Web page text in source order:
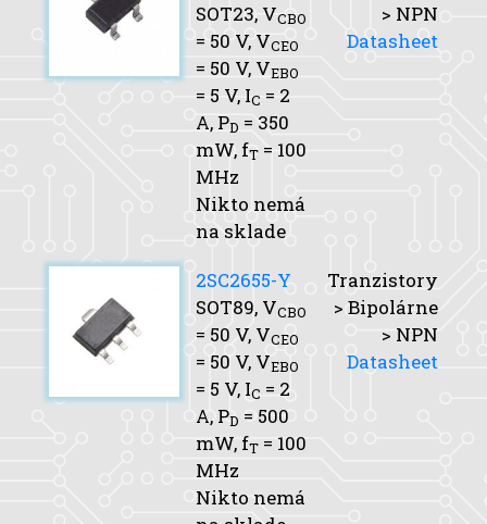
SOT23, VCBO
= 50 V, VCEO
= 50 V, VEBO
= 5 V, IC = 2
A, PD = 350
mW, fT = 100
MHz
Nikto nemá
na sklade
> NPN
Datasheet
2SC2655-Y
SOT89, VCBO
= 50 V, VCEO
= 50 V, VEBO
= 5 V, IC = 2
A, PD = 500
mW, fT = 100
MHz
Nikto nemá
Tranzistory
> Bipolárne
> NPN
Datasheet